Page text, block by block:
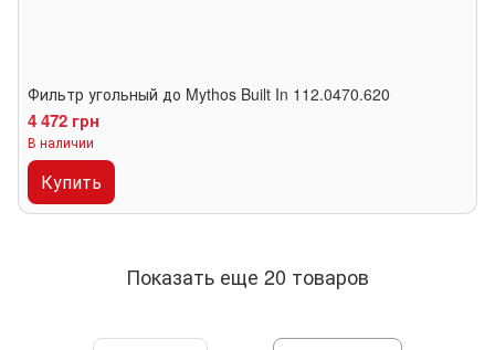
Фильтр угольный до Mythos Built In 112.0470.620
4 472 грн
В наличии
Купить
Показать еще 20 товаров